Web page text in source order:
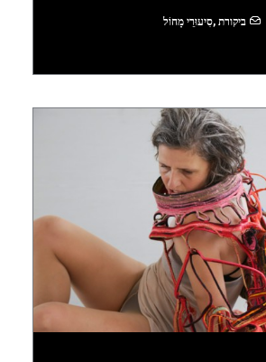
ביקורת ,סִיעוּרֵי מָחוֹל